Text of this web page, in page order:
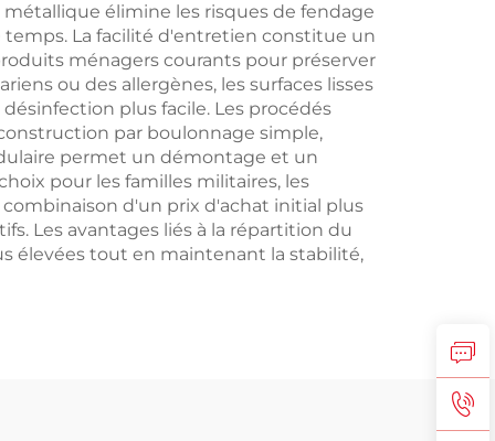
élimine les risques de fendage
La facilité d'entretien constitue un
ménagers courants pour préserver
ou des allergènes, les surfaces lisses
plus facile. Les procédés
par boulonnage simple,
permet un démontage et un
pour les familles militaires, les
d'un prix d'achat initial plus
Les avantages liés à la répartition du
élevées tout en maintenant la stabilité,